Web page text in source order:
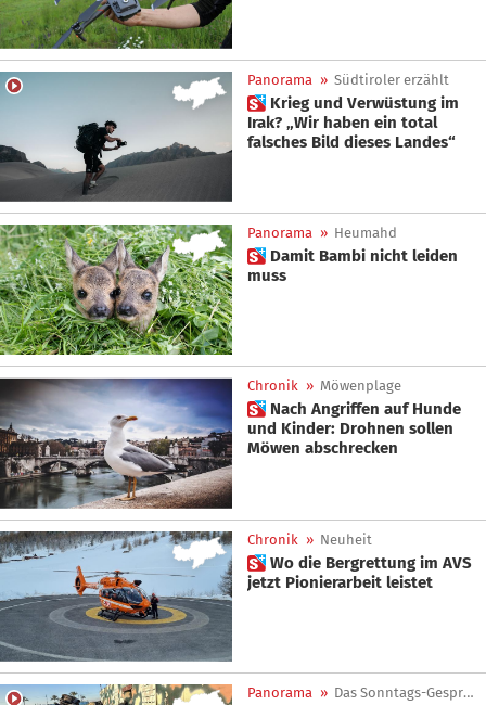
Panorama » Südtiroler erzählt
 Krieg und Verwüstung im
Irak? „Wir haben ein total
falsches Bild dieses Landes“
Panorama » Heumahd
 Damit Bambi nicht leiden
muss
Chronik » Möwenplage
 Nach Angriffen auf Hunde
und Kinder: Drohnen sollen
Möwen abschrecken
Chronik » Neuheit
 Wo die Bergrettung im AVS
jetzt Pionierarbeit leistet
Panorama » Das Sonntags-Gespräch